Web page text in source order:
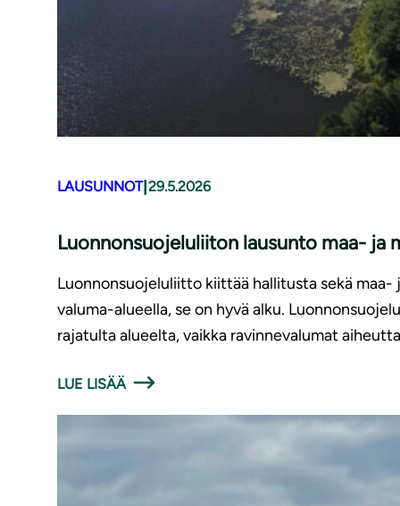
LAUSUNNOT| 29.5.2026
Luonnonsuojeluliiton lausunto maa- ja
Luonnonsuojeluliitto kiittää hallitusta sekä
valuma-alueella, se on hyvä alku.
rajatulta alueelta, vaikka ravinnevalumat
LUE LISÄÄ